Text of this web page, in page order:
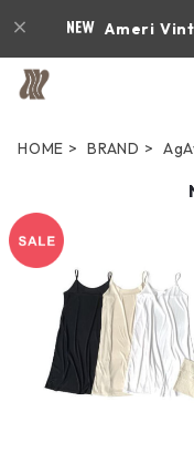
Ameri
HOME BRAND